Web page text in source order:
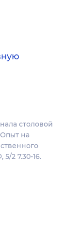
столовой
Опыт на
2 7.30-16.